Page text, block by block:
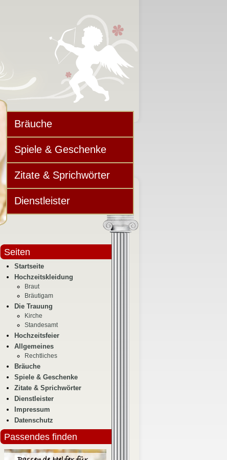
Bräuche
Spiele & Geschenke
Zitate & Sprichwörter
Dienstleister
Seiten
Startseite
Hochzeitskleidung
Braut
Bräutigam
Die Trauung
Kirche
Standesamt
Hochzeitsfeier
Allgemeines
Rechtliches
Bräuche
Spiele & Geschenke
Zitate & Sprichwörter
Dienstleister
Impressum
Datenschutz
Passendes finden